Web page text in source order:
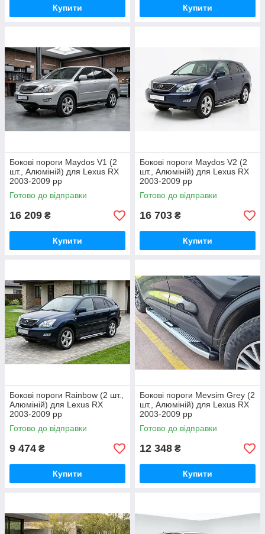
Купити Купити
Бокові пороги Maydos V1 (2
шт., Алюміній) для Lexus RX
2003-2009 рр
Готово до відправки
16 209 ₴
Купити
Бокові пороги Maydos V2 (2
шт., Алюміній) для Lexus RX
2003-2009 рр
Готово до відправки
16 703 ₴
Купити
Бокові пороги Rainbow (2 шт.,
Алюміній) для Lexus RX
2003-2009 рр
Готово до відправки
9 474 ₴
Купити
Бокові пороги Mevsim Grey (2
шт., Алюміній) для Lexus RX
2003-2009 рр
Готово до відправки
12 348 ₴
Купити